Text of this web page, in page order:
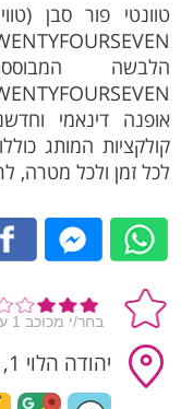
טוונטי פור סבן
הלבשה
קולקציות המותג
לכל זמן ולכל מטרה,
יהודה הלוי 1, טבריה